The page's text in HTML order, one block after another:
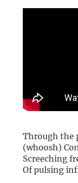
Through the
(whoosh)
Screeching
Of pulsing